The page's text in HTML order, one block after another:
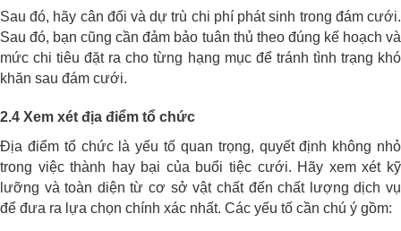
Sau đó, hãy cân đối và dự trù chi phí phát sinh trong đám cưới.
Sau đó, bạn cũng cần đảm bảo tuân thủ theo đúng kế hoạch và
mức chi tiêu đặt ra cho từng hạng mục để tránh tình trạng khó
khăn sau đám cưới.
2.4 Xem xét địa điểm tổ chức
Địa điểm tổ chức là yếu tố quan trọng, quyết định không nhỏ
trong việc thành hay bại của buổi tiệc cưới. Hãy xem xét kỹ
lưỡng và toàn diện từ cơ sở vật chất đến chất lượng dịch vụ
để đưa ra lựa chọn chính xác nhất. Các yếu tố cần chú ý gồm: